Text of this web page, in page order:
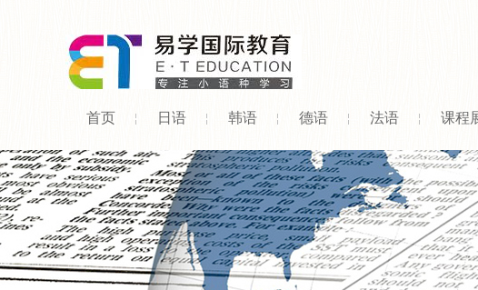
首页 日语 韩语 德语 法语 课程